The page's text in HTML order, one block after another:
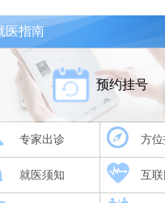
医指南
预约挂号
专家出诊 方
就医须知 互